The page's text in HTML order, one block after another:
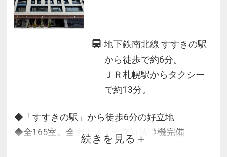
地下鉄南北線 すすきの駅
から徒歩で約6分。
ＪＲ札幌駅からタクシー
で約13分。
◆「すすきの駅」から徒歩6分の好立地
◆全165室。全室ナノイー空気清浄機完備
◆全室高速有線インターネット/ＷｉＦｉ接続無
続きを見る